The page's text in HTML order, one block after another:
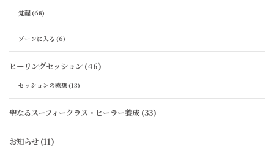
覚醒(68)
ゾーンに入る (6)
ヒーリングセッション (46)
セッションの感想 (13)
聖なるスーフィークラス・ヒーラー養成 (33)
お知らせ (11)